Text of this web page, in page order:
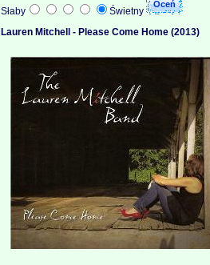
Słaby
Świetny
Lauren Mitchell - Please Come Home (2013)